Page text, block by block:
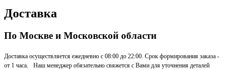
Доставка
По Москве и Московской области
Доставка осуществляется ежедневно с 08:00 до 22:00. Срок формирования заказа -
от 1 часа. Наш менеджер обязательно свяжется с Вами для уточнения деталей